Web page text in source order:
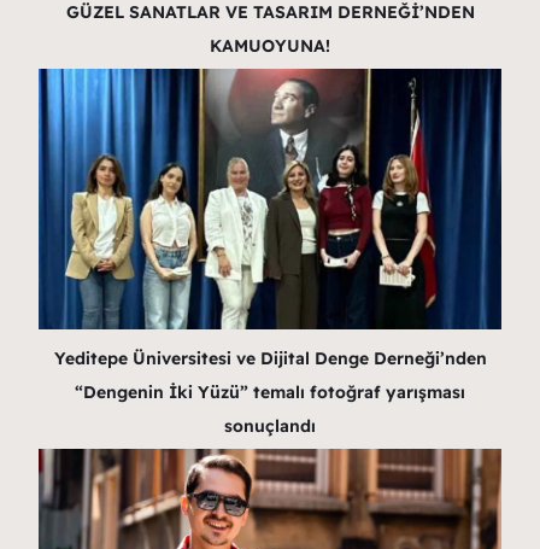
GÜZEL SANATLAR VE TASARIM DERNEĞİ’NDEN
KAMUOYUNA!
Yeditepe Üniversitesi ve Dijital Denge Derneği’nden
“Dengenin İki Yüzü” temalı fotoğraf yarışması
sonuçlandı